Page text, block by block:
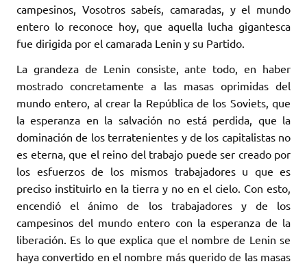
campesinos, Vosotros sabeís, camaradas, y el mundo
entero lo reconoce hoy, que aquella lucha gigantesca
fue dirigida por el camarada Lenin y su Partido.
La grandeza de Lenin consiste, ante todo, en haber
mostrado concretamente a las masas oprimidas del
mundo entero, al crear la República de los Soviets, que
la esperanza en la salvación no está perdida, que la
dominación de los terratenientes y de los capitalistas no
es eterna, que el reino del trabajo puede ser creado por
los esfuerzos de los mismos trabajadores u que es
preciso instituirlo en la tierra y no en el cielo. Con esto,
encendió el ánimo de los trabajadores y de los
campesinos del mundo entero con la esperanza de la
liberación. Es lo que explica que el nombre de Lenin se
haya convertido en el nombre más querido de las masas